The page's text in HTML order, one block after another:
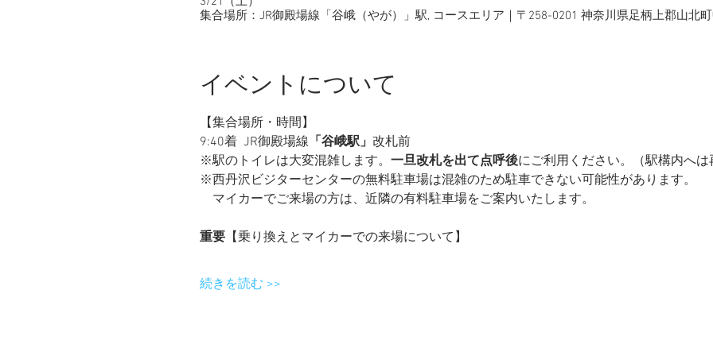
集合場所：JR御殿場線「谷峨（やが）」駅, コースエリア｜〒258-0201 神奈川県足柄上郡山北
イベントについて
【集合場所・時間】
9:40着  JR御殿場線「谷峨駅」 改札前
※駅のトイレは大変混雑します。 一旦改札を出て点呼後にご利用ください。（駅構内へは
※西丹沢ビジターセンターの無料駐車場は混雑のため駐車できない可能性があります。
マイカーでご来場の方は、近隣の有料駐車場をご案内いたします。
重要【乗り換えとマイカーでの来場について】
続きを読む >>